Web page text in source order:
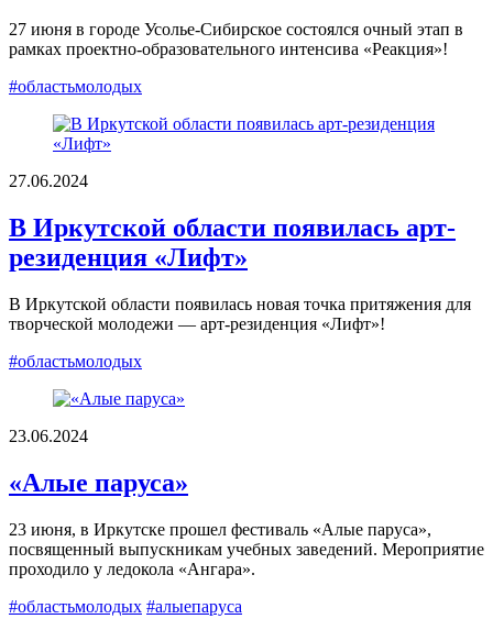
27 июня в городе Усолье-Сибирское состоялся очный этап в
рамках проектно-образовательного интенсива «Реакция»!
#областьмолодых
27.06.2024
В Иркутской области появилась арт-
резиденция «Лифт»
В Иркутской области появилась новая точка притяжения для
творческой молодежи — арт-резиденция «Лифт»!
#областьмолодых
23.06.2024
«Алые паруса»
23 июня, в Иркутске прошел фестиваль «Алые паруса»,
посвященный выпускникам учебных заведений. Мероприятие
проходило у ледокола «Ангара».
#областьмолодых #алыепаруса